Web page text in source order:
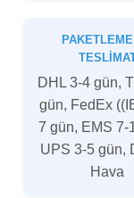
DHL 3-4 gün,
gün, FedEx
7 gün, EMS 7-
UPS 3-5 gün,
Hava